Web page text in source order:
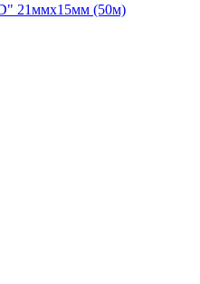
21ммх15мм (50м)